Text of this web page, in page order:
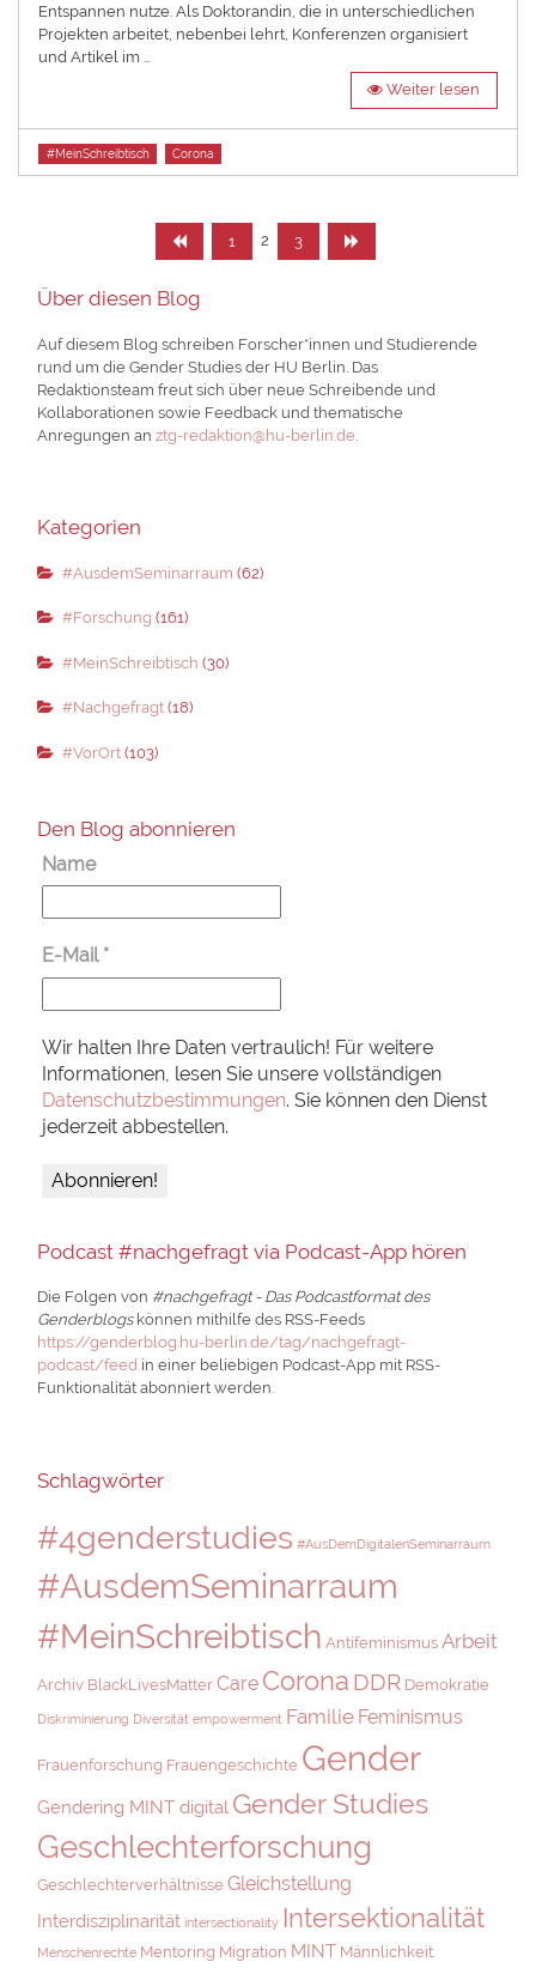
Entspannen nutze. Als Doktorandin, die in unterschiedlichen
Projekten arbeitet, nebenbei lehrt, Konferenzen organisiert
und Artikel im …
Weiter lesen
Tags
#MeinSchreibtisch Corona
Seitennummerierung
der
Beiträge
Seite
1 Seite
2 Seite
3
Über diesen Blog
Auf diesem Blog schreiben Forscher*innen und Studierende
rund um die Gender Studies der HU Berlin. Das
Redaktionsteam freut sich über neue Schreibende und
Kollaborationen sowie Feedback und thematische
Anregungen anztg-redaktion@hu-berlin.de
Kategorien
#AusdemSeminarraum (62)
#Forschung (161)
#MeinSchreibtisch (30)
#Nachgefragt(18)
#VorOrt(103)
Den Blog abonnieren
Name
E-Mail *
Wir halten Ihre Daten vertraulich! Für weitere
Informationen, lesen Sie unsere vollständigen
Datenschutzbestimmungen. Sie können den Dienst
jederzeit abbestellen.
Podcast #nachgefragt via Podcast-App hören
Die Folgen von #nachgefragt - Das Podcastformat des
Genderblogskönnen mithilfe des RSS-Feeds
https://genderblog.hu-berlin.de/tag/nachgefragt-
podcast/feed in einer beliebigen Podcast-App mit RSS-
Funktionalität abonniert werden.
Schlagwörter
#4genderstudies #AusDemDigitalenSeminarraum
#AusdemSeminarraum
#MeinSchreibtisch Antifeminismus Arbeit
Archiv BlackLivesMatter Care Corona DDR Demokratie
Diskriminierung Diversität empowerment Familie Feminismus
Frauenforschung Frauengeschichte Gender
Gendering MINT digital Gender Studies
Geschlechterforschung
Geschlechterverhältnisse Gleichstellung
Interdisziplinarität intersectionality Intersektionalität
Menschenrechte Mentoring Migration MINT Männlichkeit